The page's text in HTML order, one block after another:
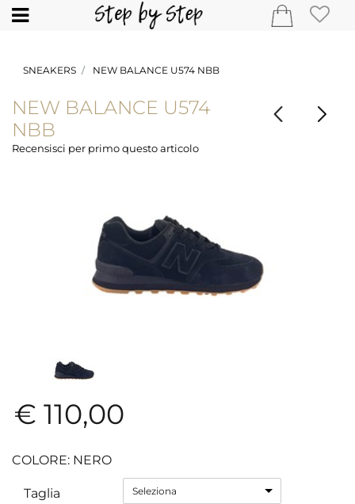
Open
SNEAKERS NEW BALANCE U574 NBB
NEW BALANCE U574
NBB
Recensisci per primo questo articolo
€ 110,00
COLORE: NERO
Taglia Seleziona